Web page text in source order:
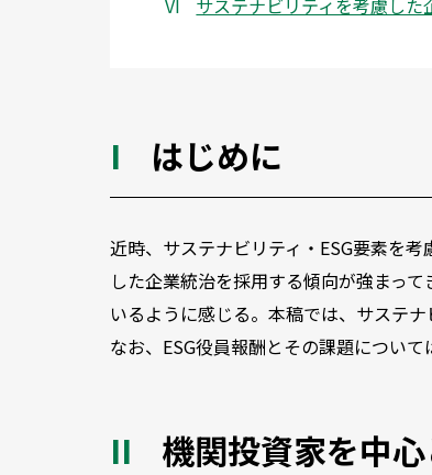
サステナビリティを考慮し
はじめに
近時、サステナビリティ・ESG要素を
した企業統治を採用する傾向が強まっ
いるように感じる。本稿では、サステ
なお、ESG役員報酬とその課題につい
機関投資家を中